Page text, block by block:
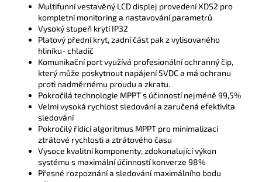
Multifunní vestavěný LCD displej provedení XDS2 pro
kompletní monitoring a nastavování parametrů
Vysoký stupeň krytí IP32
Platový přední kryt, zadní část pak z vylisovaného
hliníku- chladič
Komunikační port využívá profesionální ochranný čip,
který může poskytnout napájení 5VDC a má ochranu
proti nadměrnému proudu a zkratu.
Pokročilá technologie MPPT s účinností nejméně 99,5%
Velmi vysoká rychlost sledování a zaručená efektivita
sledování
Pokročilý řídicí algoritmus MPPT pro minimalizaci
ztrátové rychlosti a ztrátového času
Vysoce kvalitní komponenty, zdokonalující výkon
systému s maximální účinností konverze 98%
Přesné rozpoznání a sledování maximálního bodu